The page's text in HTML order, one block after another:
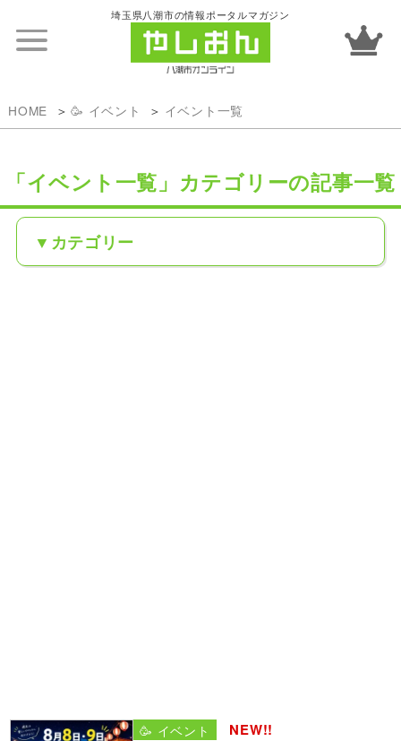
埼玉県八潮市の情報ポータルマガジン
HOME 🥳 イベント イベント一覧
「イベント一覧」カテゴリーの記事一覧
カテゴリー
🥳 イベント NEW!!